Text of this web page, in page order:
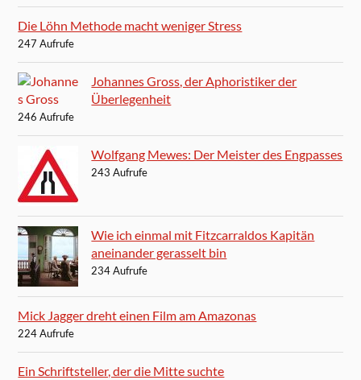
Die Löhn Methode macht weniger Stress
247 Aufrufe
Johannes Gross, der Aphoristiker der
Überlegenheit
246 Aufrufe
Wolfgang Mewes: Der Meister des Engpasses
243 Aufrufe
Wie ich einmal mit Fitzcarraldos Kapitän
aneinander gerasselt bin
234 Aufrufe
Mick Jagger dreht einen Film am Amazonas
224 Aufrufe
Ein Schriftsteller, der die Mitte suchte